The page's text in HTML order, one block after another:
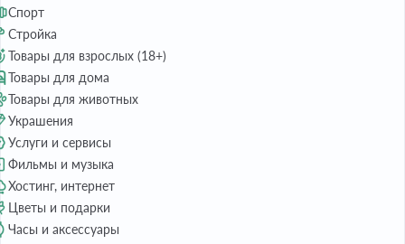
Спорт
Стройка
Товары для взрослых (18+)
Товары для дома
Товары для животных
Украшения
Услуги и сервисы
Фильмы и музыка
Хостинг, интернет
Цветы и подарки
Часы и аксессуары